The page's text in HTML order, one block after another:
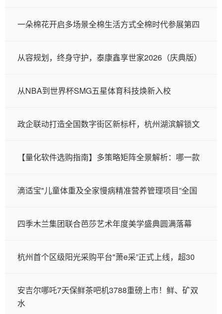
一朵棉花开启多场景全棉生活方式全棉时代参展第四
从容规划，终身守护，泰康鑫享世家2026（庆典版）
从NBA到世界杯SMG五星体育科技焕新入校
政企联动打造全国数字街区新标杆，杭州湖滨解锁文
【量化软件选购指南】多策略矩阵全景解析：哪一款
滴适宝"儿童体重及全家慢病精准营养管理项目”全国
四季木兰集团联合芭莎艺术年度美学盛典圆满落幕
杭州首个区级阳光采购平台"萧e采”正式上线，超30
安吉尔哪吒7天保鲜茶吧机3788重磅上市！鲜、矿双
水